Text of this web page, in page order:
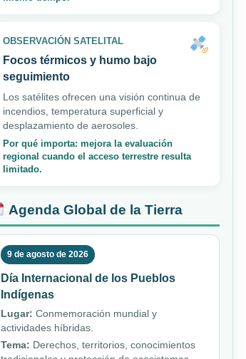
OBSERVACIÓN SATELITAL
Focos térmicos y humo bajo
seguimiento
Los satélites ofrecen una visión continua de
incendios, temperatura superficial y
desplazamiento de aerosoles.
Por qué importa: mejora la evaluación
regional cuando el acceso terrestre resulta
limitado.
Agenda Global de la Tierra
9 de agosto de 2026
Día Internacional de los Pueblos
Indígenas
Lugar: Conmemoración mundial y
actividades híbridas.
Tema: Derechos, territorios, conocimientos